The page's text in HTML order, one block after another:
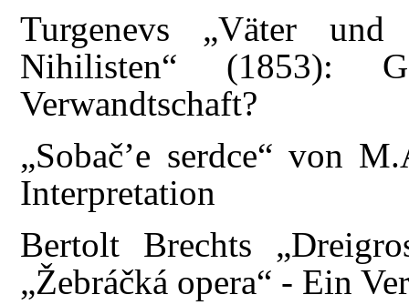
Turgenevs „Väter
Nihilisten“ (1853):
Verwandtschaft?
„Sobač’e serdce“ von
Interpretation
Bertolt Brechts
„Žebráčká opera“ - Ein